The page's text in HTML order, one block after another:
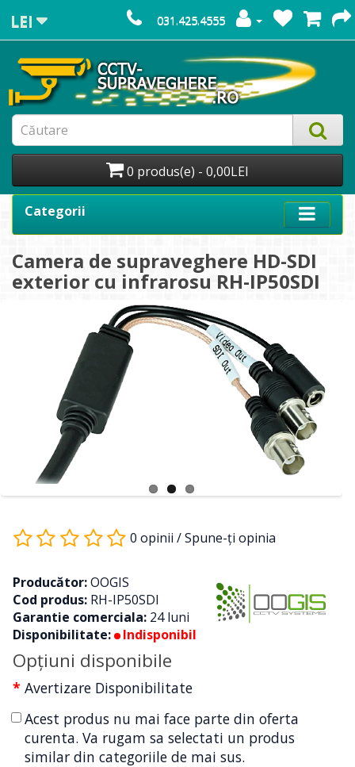
LEI 031.425.4555
0 produs(e) - 0,00LEI
Categorii
Camera de supraveghere HD-SDI
exterior cu infrarosu RH-IP50SDI
0 opinii /Spune-ţi opinia
Producător:OOGIS
Cod produs: RH-IP50SDI
Garantie comerciala: 24 luni
Disponibilitate:
Indisponibil
Opţiuni disponibile
Avertizare Disponibilitate
Acest produs nu mai face parte din oferta
curenta. Va rugam sa selectati un produs
similar din categoriile de mai sus.